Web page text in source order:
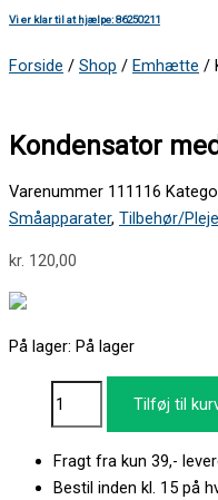
Vi er klar til at hjælpe: 86250211
Forside / Shop / Emhætte /
Kondensator
Varenummer 111116
Småapparater, Tilbehør/
kr. 120,00
På lager: På lager
Tilføj til
Fragt fra kun 39,-
Bestil inden kl. 15 på